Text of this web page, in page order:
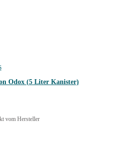
Odox (5 Liter Kanister)
vom Hersteller